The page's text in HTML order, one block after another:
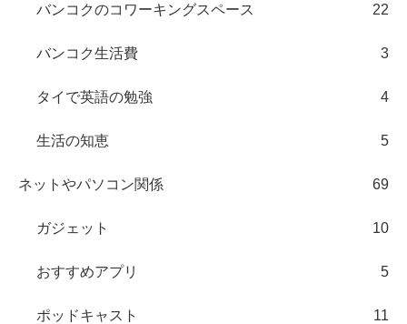
バンコクのコワーキングスペース 22
バンコク生活費 3
タイで英語の勉強 4
生活の知恵 5
ネットやパソコン関係 69
ガジェット 10
おすすめアプリ 5
ポッドキャスト 11